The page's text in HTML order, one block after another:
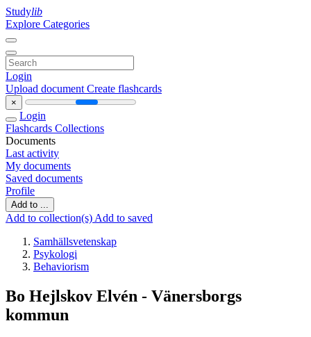
Studylib
Explore Categories
Login
Upload document Create flashcards
×
Login
Flashcards Collections
Documents
Last activity
My documents
Saved documents
Profile
Add to ...
Add to collection(s) Add to saved
Samhällsvetenskap
Psykologi
Behaviorism
Bo Hejlskov Elvén - Vänersborgs
kommun